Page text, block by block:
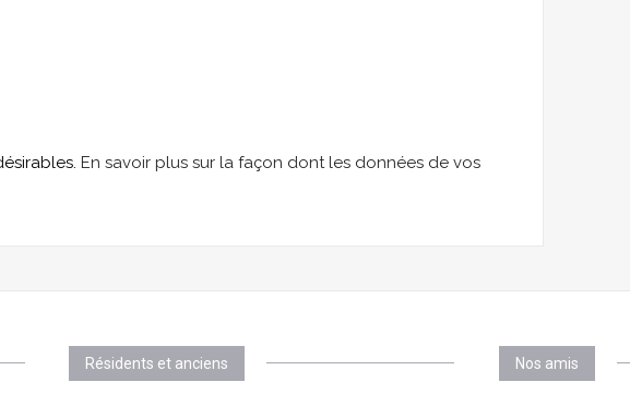
En savoir plus sur la façon dont les données de vos
Résidents et anciens Nos amis